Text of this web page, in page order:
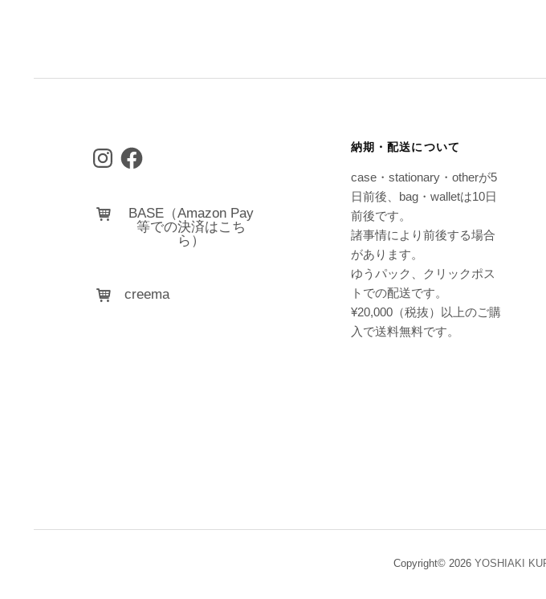
InstagramFacebook
BASE（Amazon Pay
等での決済はこち
ら）
creema
納期・配送について
case・stationary・otherが5
日前後、bag・walletは10日
前後です。
諸事情により前後する場合
があります。
ゆうパック、クリックポス
トでの配送です。
¥20,000（税抜）以上のご購
入で送料無料です。
Copyright© 2026 YOSHIAKI